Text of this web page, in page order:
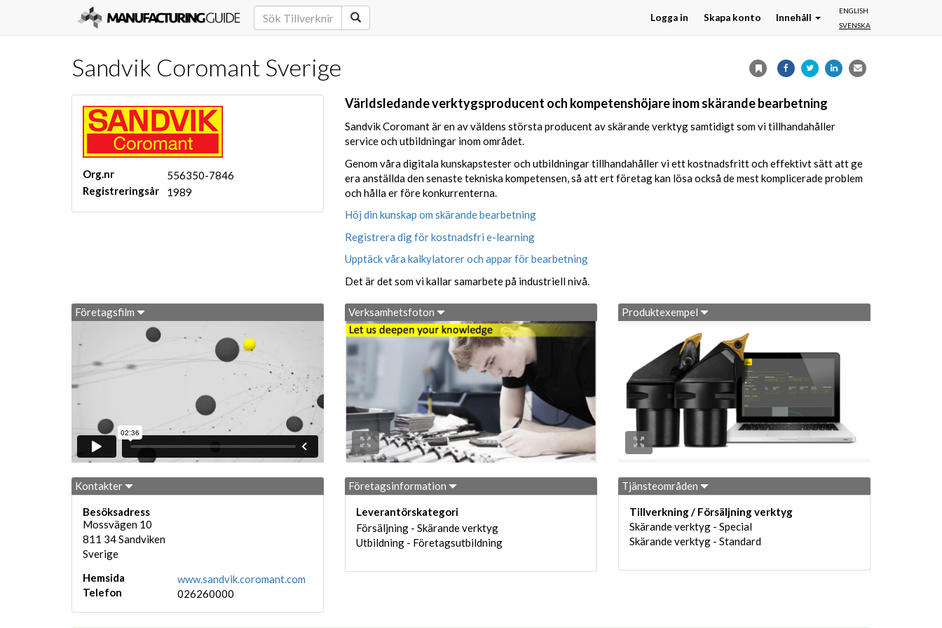
ENGLISH
SVENSKA
Logga in Skapa konto Innehåll
Sandvik Coromant Sverige
Org.nr
556350-7846
Registreringsår
1989
Världsledande verktygsproducent och kompetenshöjare inom skärande bearbetning
Sandvik Coromant är en av väldens största producent av skärande verktyg samtidigt som vi tillhandahåller
service och utbildningar inom området.
Genom våra digitala kunskapstester och utbildningar tillhandahåller vi ett kostnadsfritt och effektivt sätt att ge
era anställda den senaste tekniska kompetensen, så att ert företag kan lösa också de mest komplicerade problem
och hålla er före konkurrenterna.
Höj din kunskap om skärande bearbetning
Registrera dig för kostnadsfri e-learning
Upptäck våra kalkylatorer och appar för bearbetning
Det är det som vi kallar samarbete på industriell nivå.
Företagsfilm Verksamhetsfoton Produktexempel
Kontakter
Besöksadress
Mossvägen 10
811 34Sandviken
Sverige
Hemsida
www.sandvik.coromant.com
Telefon
026260000
Företagsinformation
Leverantörskategori
Försäljning - Skärande verktyg
Utbildning - Företagsutbildning
Tjänsteområden
Tillverkning / Försäljning verktyg
Skärande verktyg - Special
Skärande verktyg - Standard